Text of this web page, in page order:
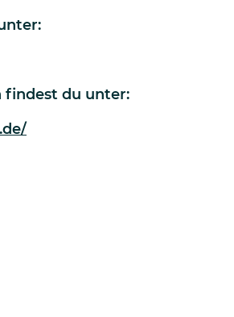
du unter: